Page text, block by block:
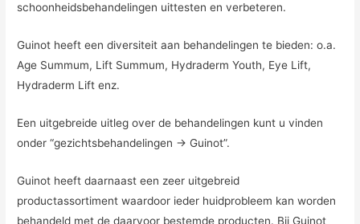
schoonheidsbehandelingen uittesten en verbeteren.
Guinot heeft een diversiteit aan behandelingen te bieden: o.a.
Age Summum, Lift Summum, Hydraderm Youth, Eye Lift,
Hydraderm Lift enz.
Een uitgebreide uitleg over de behandelingen kunt u vinden
onder “gezichtsbehandelingen -> Guinot”.
Guinot heeft daarnaast een zeer uitgebreid
productassortiment waardoor ieder huidprobleem kan worden
behandeld met de daarvoor bestemde producten. Bij Guinot